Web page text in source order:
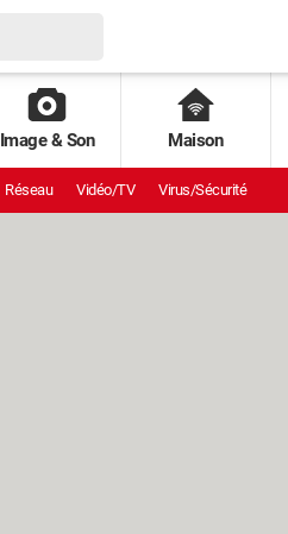
Image & Son Maison
Réseau Vidéo/TV Virus/Sécurité